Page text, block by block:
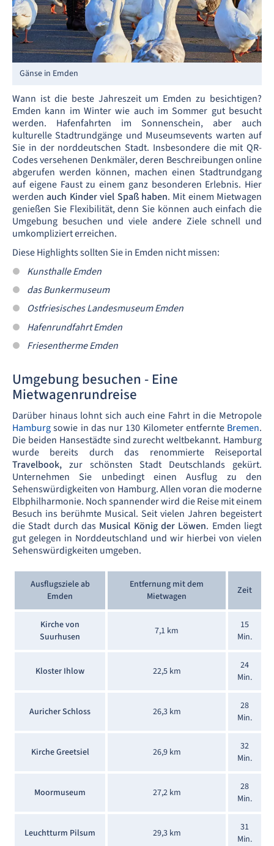
Gänse in Emden
Wann ist die beste Jahreszeit um Emden zu besichtigen?
Emden kann im Winter wie auch im Sommer gut besucht
werden. Hafenfahrten im Sonnenschein, aber auch
kulturelle Stadtrundgänge und Museumsevents warten auf
Sie in der norddeutschen Stadt. Insbesondere die mit QR-
Codes versehenen Denkmäler, deren Beschreibungen online
abgerufen werden können, machen einen Stadtrundgang
auf eigene Faust zu einem ganz besonderen Erlebnis. Hier
werdenauch Kinder viel Spaß haben. Mit einem Mietwagen
genießen Sie Flexibilität, denn Sie können auch einfach die
Umgebung besuchen und viele andere Ziele schnell und
umkompliziert erreichen.
Diese Highlights sollten Sie in Emden nicht missen:
Kunsthalle Emden
das Bunkermuseum
Ostfriesisches Landesmuseum Emden
Hafenrundfahrt Emden
Friesentherme Emden
Umgebung besuchen - Eine
Mietwagenrundreise
Darüber hinaus lohnt sich auch eine Fahrt in die Metropole
Hamburgsowie in das nur 130 Kilometer entfernte Bremen.
Die beiden Hansestädte sind zurecht weltbekannt. Hamburg
wurde bereits durch das renommierte Reiseportal
Travelbook, zur schönsten Stadt Deutschlands gekürt.
Unternehmen Sie unbedingt einen Ausflug zu den
Sehenswürdigkeiten von Hamburg. Allen voran die moderne
Elbphilharmonie. Noch spannender wird die Reise mit einem
Besuch ins berühmte Musical. Seit vielen Jahren begeistert
die Stadt durch das Musical König der Löwen. Emden liegt
gut gelegen in Norddeutschland und wir hierbei von vielen
Sehenswürdigkeiten umgeben.
Ausflugsziele ab
Emden
Entfernung mit dem
Mietwagen
Zeit
Kirche von
Suurhusen
7,1 km
15
Min.
Kloster Ihlow 22,5 km
24
Min.
Auricher Schloss 26,3 km
28
Min.
Kirche Greetsiel 26,9 km
32
Min.
Moormuseum 27,2 km
28
Min.
Leuchtturm Pilsum 29,3 km
31
Min.